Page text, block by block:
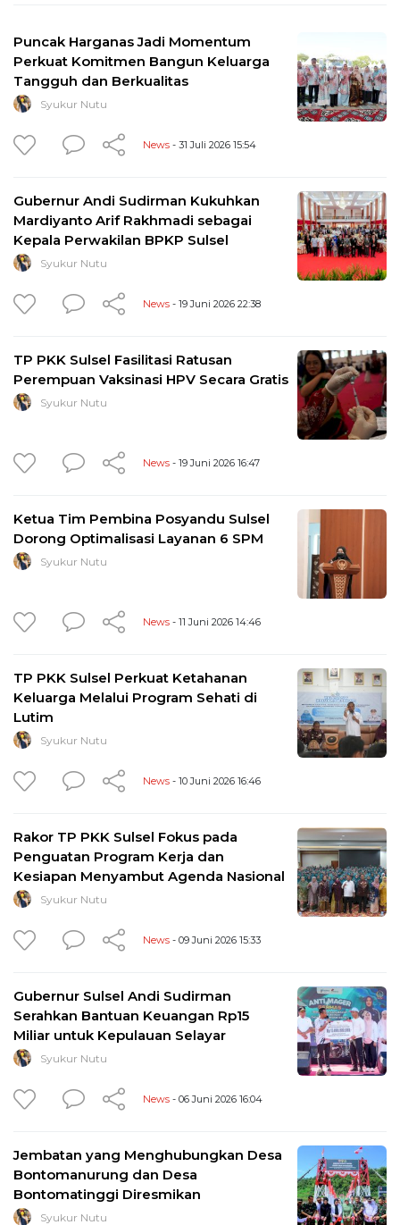
Puncak Harganas Jadi Momentum
Perkuat Komitmen Bangun Keluarga
Tangguh dan Berkualitas
Syukur Nutu
News - 31 Juli 2026 15:54
Gubernur Andi Sudirman Kukuhkan
Mardiyanto Arif Rakhmadi sebagai
Kepala Perwakilan BPKP Sulsel
Syukur Nutu
News - 19 Juni 2026 22:38
TP PKK Sulsel Fasilitasi Ratusan
Perempuan Vaksinasi HPV Secara Gratis
Syukur Nutu
News - 19 Juni 2026 16:47
Ketua Tim Pembina Posyandu Sulsel
Dorong Optimalisasi Layanan 6 SPM
Syukur Nutu
News - 11 Juni 2026 14:46
TP PKK Sulsel Perkuat Ketahanan
Keluarga Melalui Program Sehati di
Lutim
Syukur Nutu
News - 10 Juni 2026 16:46
Rakor TP PKK Sulsel Fokus pada
Penguatan Program Kerja dan
Kesiapan Menyambut Agenda Nasional
Syukur Nutu
News - 09 Juni 2026 15:33
Gubernur Sulsel Andi Sudirman
Serahkan Bantuan Keuangan Rp15
Miliar untuk Kepulauan Selayar
Syukur Nutu
News - 06 Juni 2026 16:04
Jembatan yang Menghubungkan Desa
Bontomanurung dan Desa
Bontomatinggi Diresmikan
Syukur Nutu